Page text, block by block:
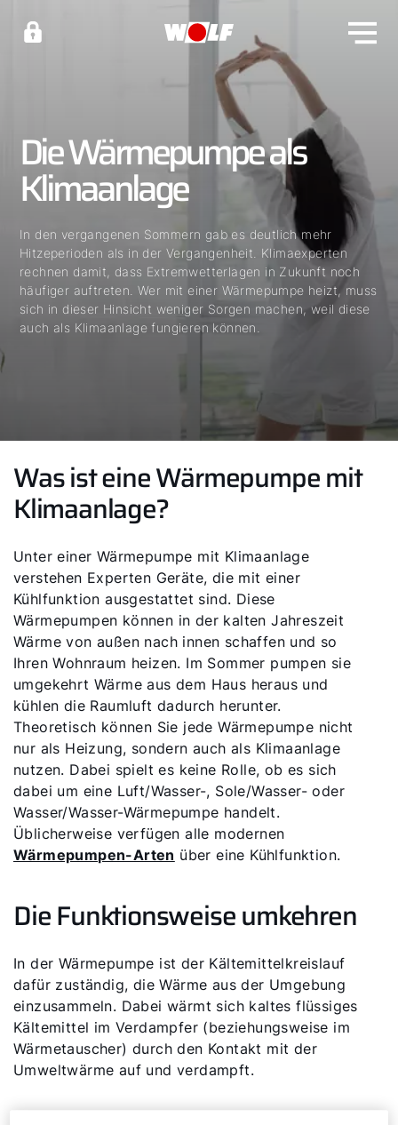
Die Wärmepumpe als
Klimaanlage
In den vergangenen Sommern gab es deutlich mehr
Hitzeperioden als in der Vergangenheit. Klimaexperten
rechnen damit, dass Extremwetterlagen in Zukunft noch
häufiger auftreten. Wer mit einer Wärmepumpe heizt, muss
sich in dieser Hinsicht weniger Sorgen machen, weil diese
auch als Klimaanlage fungieren können.
Was ist eine Wärmepumpe mit
Klimaanlage?
Unter einer Wärmepumpe mit Klimaanlage
verstehen Experten Geräte, die mit einer
Kühlfunktion ausgestattet sind. Diese
Wärmepumpen können in der kalten Jahreszeit
Wärme von außen nach innen schaffen und so
Ihren Wohnraum heizen. Im Sommer pumpen sie
umgekehrt Wärme aus dem Haus heraus und
kühlen die Raumluft dadurch herunter.
Theoretisch können Sie jede Wärmepumpe nicht
nur als Heizung, sondern auch als Klimaanlage
nutzen. Dabei spielt es keine Rolle, ob es sich
dabei um eine Luft/Wasser-, Sole/Wasser- oder
Wasser/Wasser-Wärmepumpe handelt.
Üblicherweise verfügen alle modernen
Wärmepumpen-Arten über eine Kühlfunktion.
Die Funktionsweise umkehren
In der Wärmepumpe ist der Kältemittelkreislauf
dafür zuständig, die Wärme aus der Umgebung
einzusammeln. Dabei wärmt sich kaltes flüssiges
Kältemittel im Verdampfer (beziehungsweise im
Wärmetauscher) durch den Kontakt mit der
Umweltwärme auf und verdampft.